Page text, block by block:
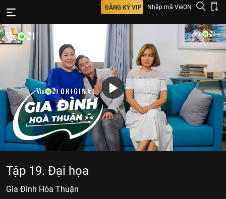
ĐĂNG KÝ VIP Nhập mã VieON
Tập 19. Đại họa
Gia Đình Hòa Thuận